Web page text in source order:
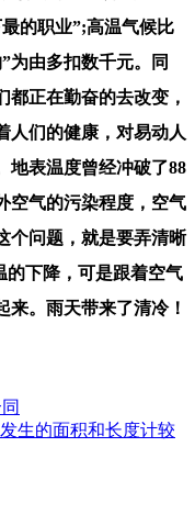
的职业”;高温气候比
为由多扣数千元。同
都正在勤奋的去改变，
人们的健康，对易动人
地表温度曾经冲破了88
空气的污染程度，空气
问题，就是要弄清晰
的下降，可是跟着空气
来。雨天带来了清冷！
生的面积和长度计较